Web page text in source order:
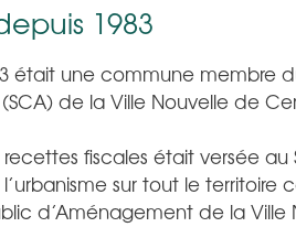
1983
était une commune membre
de la Ville Nouvelle de
fiscales était versée
sur tout le
d’Aménagement de la